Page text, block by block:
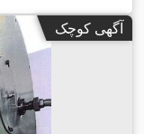
آگهی کوچک